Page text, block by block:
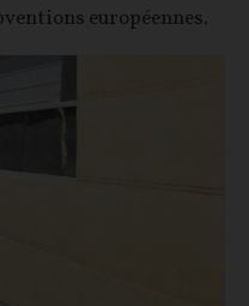
européennes.